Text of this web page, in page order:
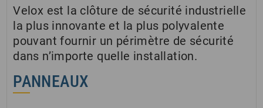
Velox est la clôture de sécurité industrielle
la plus innovante et la plus polyvalente
pouvant fournir un périmètre de sécurité
dans n’importe quelle installation.
PANNEAUX